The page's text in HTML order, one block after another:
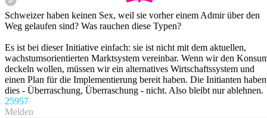
Schweizer haben keinen Sex, weil sie vorher einem Admir über den
Weg gelaufen sind? Was rauchen diese Typen?
Es ist bei dieser Initiative einfach: sie ist nicht mit dem aktuellen,
wachstumsorientierten Marktsystem vereinbar. Wenn wir den
deckeln wollen, müssen wir ein alternatives Wirtschaftssystem und
einen Plan für die Implementierung bereit haben. Die Initianten haben
dies - Überraschung, Überraschung - nicht. Also bleibt nur ablehnen.
25957
Melden